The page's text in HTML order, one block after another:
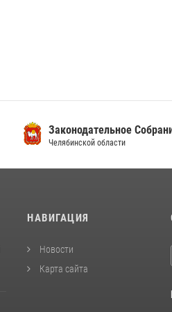
Законодательное
Челябинской области
НАВИГАЦИЯ
Новости
Карта сайта